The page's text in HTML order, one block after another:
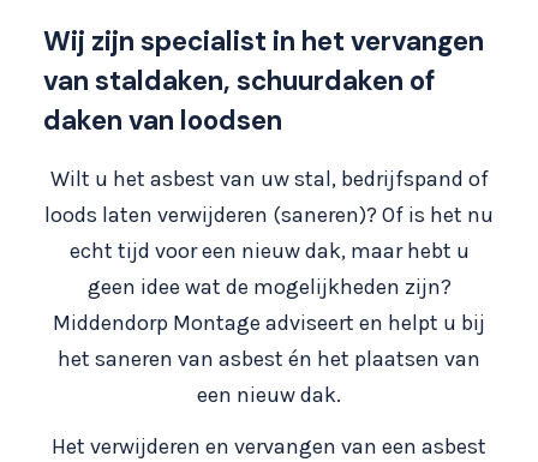
Wij zijn specialist in het vervangen
van staldaken, schuurdaken of
daken van loodsen
Wilt u het asbest van uw stal, bedrijfspand of
loods laten verwijderen (saneren)? Of is het nu
echt tijd voor een nieuw dak, maar hebt u
geen idee wat de mogelijkheden zijn?
Middendorp Montage adviseert en helpt u bij
het saneren van asbest én het plaatsen van
een nieuw dak.
Het verwijderen en vervangen van een asbest